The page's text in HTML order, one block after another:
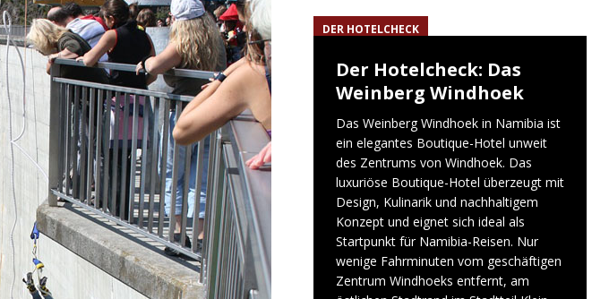
DER HOTELCHECK
Der Hotelcheck: Das
Weinberg Windhoek
Das Weinberg Windhoek in Namibia ist
ein elegantes Boutique-Hotel unweit
des Zentrums von Windhoek. Das
luxuriöse Boutique-Hotel überzeugt mit
Design, Kulinarik und nachhaltigem
Konzept und eignet sich ideal als
Startpunkt für Namibia-Reisen. Nur
wenige Fahrminuten vom geschäftigen
Zentrum Windhoeks entfernt, am